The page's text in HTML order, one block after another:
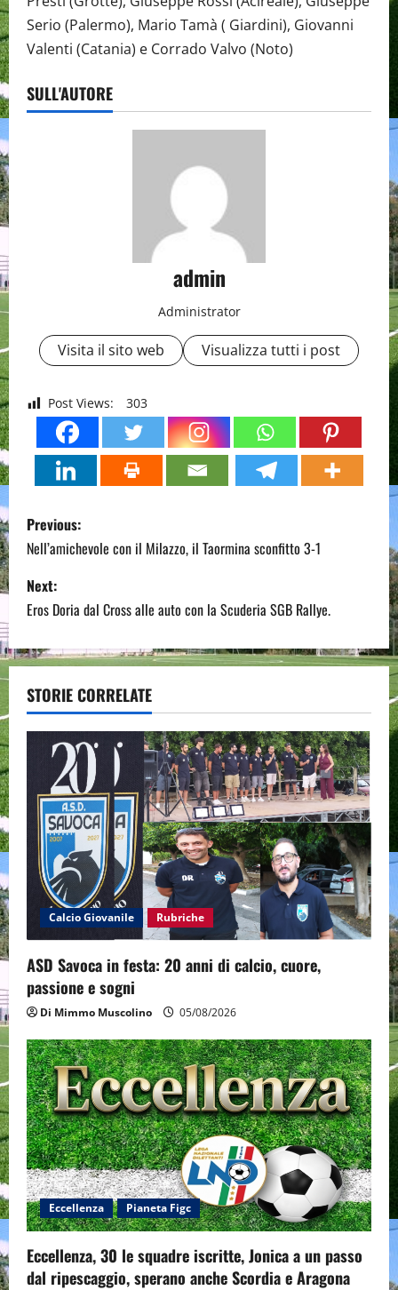
Serio (Palermo), Mario Tamà ( Giardini), Giovanni
Valenti (Catania) e Corrado Valvo (Noto)
SULL'AUTORE
admin
Administrator
Visita il sito web Visualizza tutti i post
Post Views: 303
P
o
s
t
n
a
v
g
a
o
n
Previous:
Nell’amichevole con il Milazzo, il Taormina sconfitto 3-1
Next:
Eros Doria dal Cross alle auto con la Scuderia SGB Rallye.
STORIE CORRELATE
Calcio Giovanile Rubriche
ASD Savoca in festa: 20 anni di calcio, cuore,
passione e sogni
Di Mimmo Muscolino 05/08/2026
Eccellenza Pianeta Figc
Eccellenza, 30 le squadre iscritte, Jonica a un passo
dal ripescaggio, sperano anche Scordia e Aragona